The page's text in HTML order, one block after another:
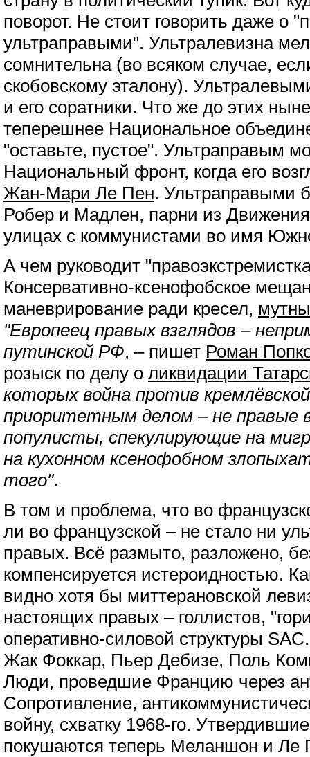
поворот. Не стоит говорить даже о
ультраправыми". Ультралевизна
сомнительна (во всяком случае,
скобовскому эталону).
и его соратники. Что же до этих
теперешнее Национальное
"оставьте, пустое". Ультраправым
Национальный фронт, когда его
Жан-Мари Ле Пен. Ультраправыми
Робер и Мадлен, парни из
улицах с коммунистами во имя
А чем руководит
Консервативно-ксенофобское
маневрирование ради кресел,
"Европеец правых взглядов –
путинской РФ, – пишет Роман
розыск по делу о ликвидации
которых война против
приоритетным делом – не правые
популисты, спекулирующие на
на кухонном ксенофобном
того".
В том и проблема, что во
ли во французской – не стало ни
правых. Всё размыто, разложено,
компенсируется истероидностью.
видно хотя бы миттерановской
настоящих правых – голлистов,
оперативно-силовой структуры
Жак Фоккар, Пьер Дебизе, Поль
Люди, проведшие Францию через
Сопротивление,
войну, схватку 1968-го.
покушаются теперь Меланшон и Ле